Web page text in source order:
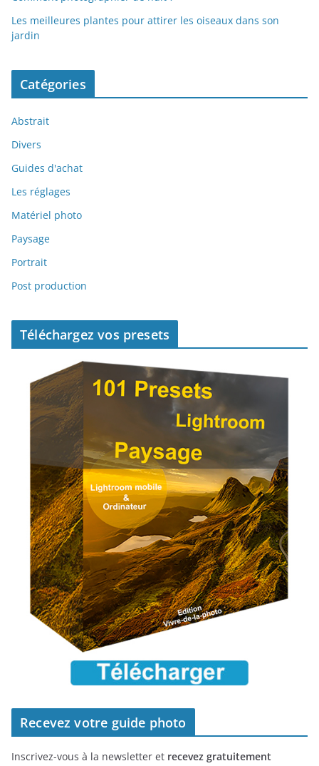
Les meilleures plantes pour attirer les oiseaux dans son
jardin
Catégories
Abstrait
Divers
Guides d'achat
Les réglages
Matériel photo
Paysage
Portrait
Post production
Téléchargez vos presets
Recevez votre guide photo
Inscrivez-vous à la newsletter et recevez gratuitement